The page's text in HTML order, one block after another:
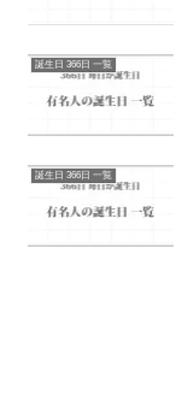
誕生日 366日 一覧
誕生日 366日 一覧